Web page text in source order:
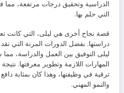
الدراسية وتحقيق درجات مرتفعة، مما
التي حلم بها.
قصة نجاح أخرى هي ليلى، التي كانت
دراستها. بفضل الدورات المرنة التي
ليلى التوفيق بين العمل والدراسة،
المهارات اللازمة وتطوير معرفتها.
ترقية في وظيفتها، وهذا كان بمثابة
والنمو المهني.